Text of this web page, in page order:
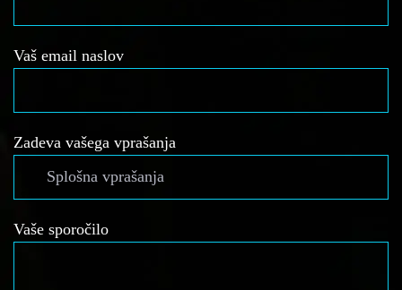
Vaš email naslov
Zadeva vašega vprašanja
Vaše sporočilo